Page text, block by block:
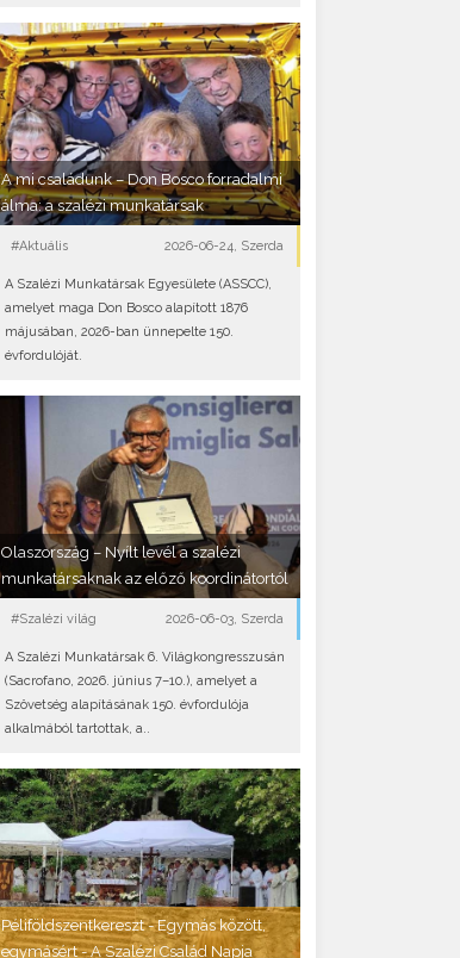
A mi családunk – Don Bosco forradalmi
álma: a szalézi munkatársak
#Aktuális 2026-06-24, Szerda
A Szalézi Munkatársak Egyesülete (ASSCC),
amelyet maga Don Bosco alapított 1876
májusában, 2026-ban ünnepelte 150.
évfordulóját.
Olaszország – Nyílt levél a szalézi
munkatársaknak az előző koordinátortól
#Szalézi világ 2026-06-03, Szerda
A Szalézi Munkatársak 6. Világkongresszusán
(Sacrofano, 2026. június 7–10.), amelyet a
Szövetség alapításának 150. évfordulója
alkalmából tartottak, a..
Péliföldszentkereszt - Egymás között,
egymásért - A Szalézi Család Napja